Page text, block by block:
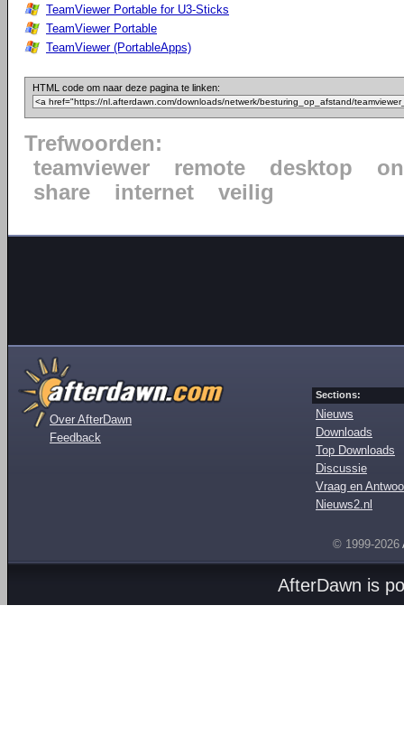
TeamViewer Portable for U3-Sticks
TeamViewer Portable
TeamViewer (PortableApps)
HTML code om naar deze pagina te linken:
Trefwoorden:
teamviewer
remote desktop
share
internet veilig
Over AfterDawn
Feedback
Sections:
Nieuws
Downloads
Top Downloads
Discussie
Vraag en
Nieuws2.nl
© 1999-2026
AfterDawn is